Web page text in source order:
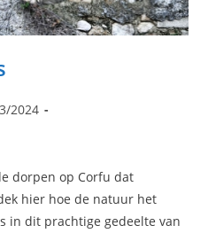
2024
dorpen op Corfu dat
hier hoe de natuur het
in dit prachtige gedeelte van